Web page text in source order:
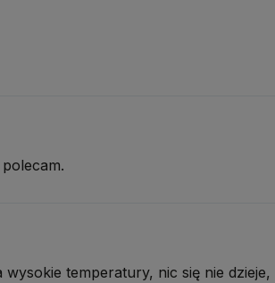
temperatury, nic się nie